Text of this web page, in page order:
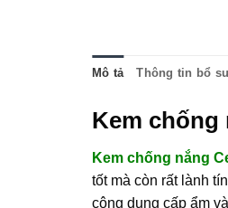
Mô tả Thông tin bổ
Kem chống
Kem chống nắng
tốt mà còn rất lành
công dụng cấp ẩm